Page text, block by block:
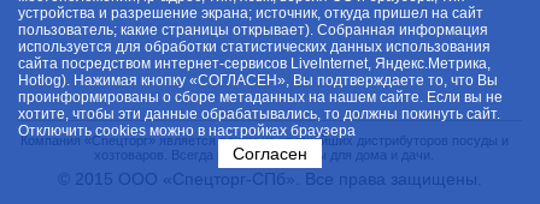
Компания «Спецторг» является одним из крупнейших дистрибуторов посуды и
хозтоваров. Всегда в наличии товары для дома и дачи.
© 2015 ООО «Спецторг-СПб». Все права защищены.
устройства и разрешение экрана; источник, откуда пришел на сайт
пользователь; какие страницы открывает). Собранная информация
используется для обработки статистических данных использования
сайта посредством интернет-сервисов LiveInternet, Яндекс.Метрика,
Hotlog). Нажимая кнопку «СОГЛАСЕН», Вы подтверждаете то, что Вы
проинформированы о сборе метаданных на нашем сайте. Если вы не
хотите, чтобы эти данные обрабатывались, то должны покинуть сайт.
Отключить cookies можно в настройках браузера
Согласен